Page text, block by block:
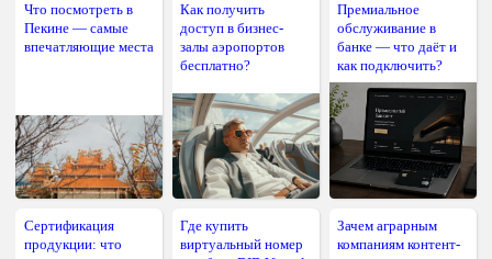
Что посмотреть в
Пекине — самые
впечатляющие места
Как получить
доступ в бизнес-
залы аэропортов
бесплатно?
Премиальное
обслуживание в
банке — что даёт и
как подключить?
Сертификация
продукции: что
Где купить
виртуальный номер
Зачем аграрным
компаниям контент-